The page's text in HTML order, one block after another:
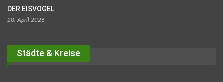
DER EISVOGEL
20. April 2026
Städte & Kreise